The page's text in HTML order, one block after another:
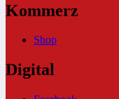
Kommerz
Shop
Digital